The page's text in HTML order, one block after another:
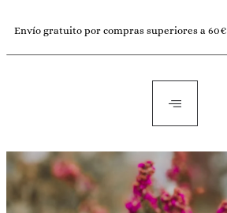
Envío gratuito por compras superiores a 60€